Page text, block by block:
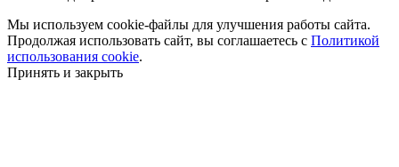
Мы используем cookie-файлы для улучшения работы сайта.
Продолжая использовать сайт, вы соглашаетесь с Политикой
использования cookie.
Принять и закрыть